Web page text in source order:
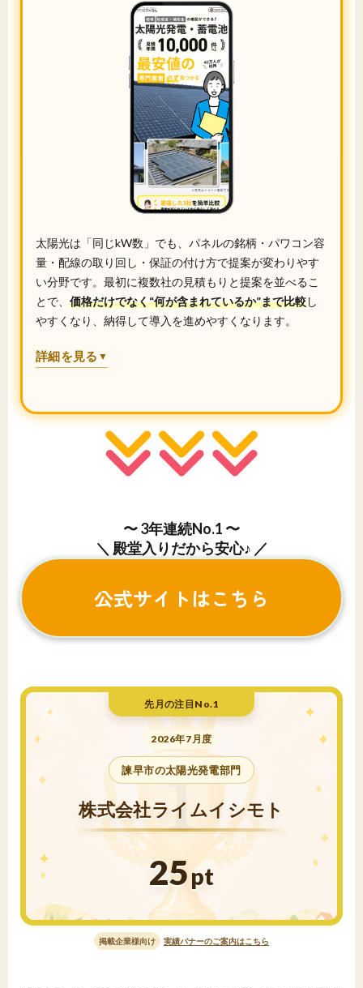
太陽光は「同じkW数」でも、パネルの銘柄・パワコン容
量・配線の取り回し・保証の付け方で提案が変わりやす
い分野です。最初に複数社の見積もりと提案を並べるこ
とで、 価格だけでなく“何が含まれているか”まで比較し
やすくなり、納得して導入を進めやすくなります。
詳細を見る ▼
〜 3年連続No.1 〜
＼ 殿堂入りだから安心♪ ／
公式サイトはこちら
先月の注目No.1
2026年7月度
諫早市の太陽光発電部門
株式会社ライムイシモト
25pt
掲載企業様向け 実績バナーのご案内はこちら